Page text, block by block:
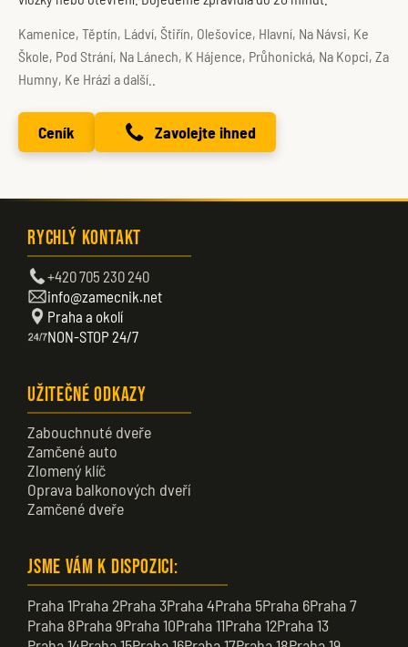
Kamenice, Těptín, Ládví, Štiřín, Olešovice, Hlavní, Na Návsi, Ke
Škole, Pod Strání, Na Lánech, K Hájence, Průhonická, Na Kopci, Za
Humny, Ke Hrázi a další..
Ceník Zavolejte ihned
Rychlý kontakt
+420 705 230 240
info@zamecnik.net
Praha a okolí
NON-STOP 24/7
Užitečné odkazy
Zabouchnuté dveře
Zamčené auto
Zlomený klíč
Oprava balkonových dveří
Zamčené dveře
Jsme vám k dispozici:
Praha 1Praha 2Praha 3Praha 4Praha 5Praha 6Praha 7
Praha 8Praha 9Praha 10Praha 11Praha 12Praha 13